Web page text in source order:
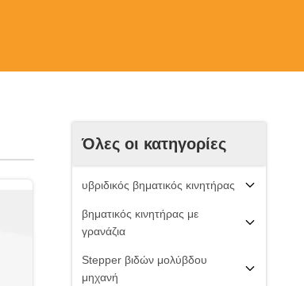
Όλες οι κατηγορίες
υβριδικός βηματικός κινητήρας
βηματικός κινητήρας με
γρανάζια
Stepper βιδών μολύβδου
μηχανή